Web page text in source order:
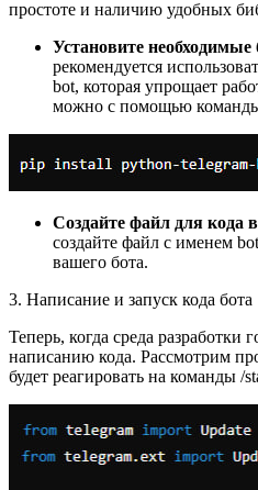
простоте и наличию удобных
Установите необходимые
рекомендуется
bot, которая упрощает
можно с помощью
Создайте файл для кода
создайте файл с именем
вашего бота.
3. Написание и запуск кода бота
Теперь, когда среда разработки
написанию кода. Рассмотрим
будет реагировать на команды /